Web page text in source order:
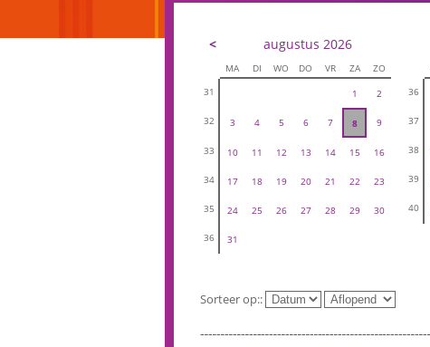
< augustus 2026
MA DI WO DO VR ZA
ZO
31
1 2
32 3 4 5 6 7 8 9
33 10 11 12 13 14 15 16
34 17 18 19 20 21 22 23
35 24 25 26 27 28 29 30
36 31
36
37
38
39
40
Sorteer op::